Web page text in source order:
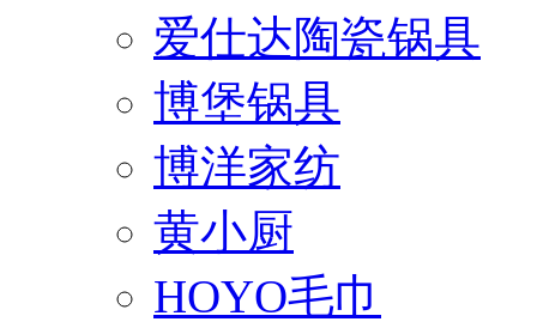
爱仕达陶瓷锅具
博堡锅具
博洋家纺
黄小厨
HOYO毛巾